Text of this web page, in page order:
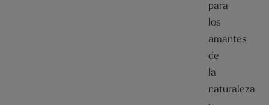
para
los
amantes
de
la
naturaleza